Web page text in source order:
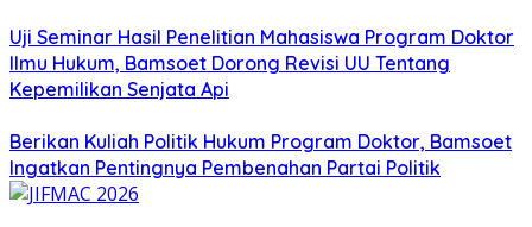
Uji Seminar Hasil Penelitian Mahasiswa Program Doktor
Ilmu Hukum, Bamsoet Dorong Revisi UU Tentang
Kepemilikan Senjata Api
Berikan Kuliah Politik Hukum Program Doktor, Bamsoet
Ingatkan Pentingnya Pembenahan Partai Politik